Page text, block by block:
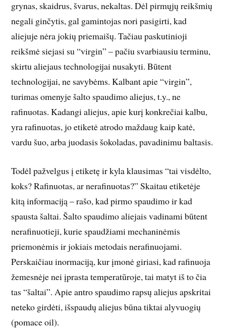
grynas, skaidrus, švarus, nekaltas. Dėl pirmųjų reikšmių
negali ginčytis, gal gamintojas nori pasigirti, kad
aliejuje nėra jokių priemaišų. Tačiau paskutinioji
reikšmė siejasi su “virgin” – pačiu svarbiausiu terminu,
skirtu aliejaus technologijai nusakyti. Būtent
technologijai, ne savybėms. Kalbant apie “virgin”,
turimas omenyje šalto spaudimo aliejus, t.y., ne
rafinuotas. Kadangi aliejus, apie kurį konkrečiai kalbu,
yra rafinuotas, jo etiketė atrodo maždaug kaip katė,
vardu šuo, arba juodasis šokoladas, pavadinimu baltasis.
Todėl pažvelgus į etiketę ir kyla klausimas “tai visdėlto,
koks? Rafinuotas, ar nerafinuotas?” Skaitau etiketėje
kitą informaciją – rašo, kad pirmo spaudimo ir kad
spausta šaltai. Šalto spaudimo aliejais vadinami būtent
nerafinuotieji, kurie spaudžiami mechaninėmis
priemonėmis ir jokiais metodais nerafinuojami.
Perskaičiau inormaciją, kur įmonė giriasi, kad rafinuoja
žemesnėje nei įprasta temperatūroje, tai matyt iš to čia
tas “šaltai”. Apie antro spaudimo rapsų aliejus apskritai
neteko girdėti, išspaudų aliejus būna tiktai alyvuogių
(pomace oil).